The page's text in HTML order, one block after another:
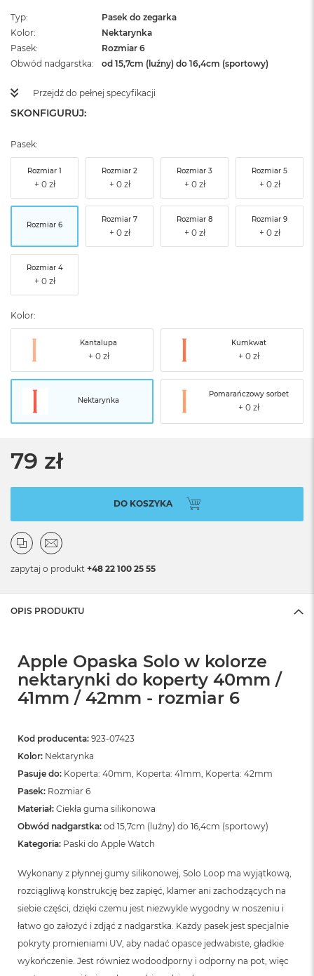
Typ
Pasek do zegarka
Kolor
Nektarynka
Pasek
Rozmiar 6
Obwód nadgarstka
od 15,7cm (luźny) do 16,4cm (sportowy)
Przejdź do pełnej specyfikacji
SKONFIGURUJ:
Pasek:
Rozmiar 1 Rozmiar 2 Rozmiar 3 Rozmiar 5
Rozmiar 6
Rozmiar 7 Rozmiar 8 Rozmiar 9
Rozmiar 4
Kolor:
Kantalupa Kumkwat
Nektarynka
Pomarańczowy sorbet
79 zł
DO KOSZYKA
zapytaj o produkt +48 22 100 25 55
OPIS PRODUKTU
Apple Opaska Solo w kolorze
nektarynki do koperty 40mm /
41mm / 42mm - rozmiar 6
Kod producenta: 923-07423
Kolor: Nektarynka
Pasuje do: Koperta: 40mm, Koperta: 41mm, Koperta: 42mm
Pasek: Rozmiar 6
Materiał: Ciekła guma silikonowa
Obwód nadgarstka: od 15,7cm (luźny) do 16,4cm (sportowy)
Kategoria: Paski do Apple Watch
Wykonany z płynnej gumy silikonowej, Solo Loop ma wyjątkową,
rozciągliwą konstrukcję bez zapięć, klamer ani zachodzących na
siebie części, dzięki czemu jest niezwykle wygodny w noszeniu i
łatwo go założyć i zdjąć z nadgarstka. Każdy pasek jest specjalnie
pokryty promieniami UV, aby nadać opasce jedwabiste, gładkie
wykończenie. Jest również wodoodporny i odporny na pot, więc